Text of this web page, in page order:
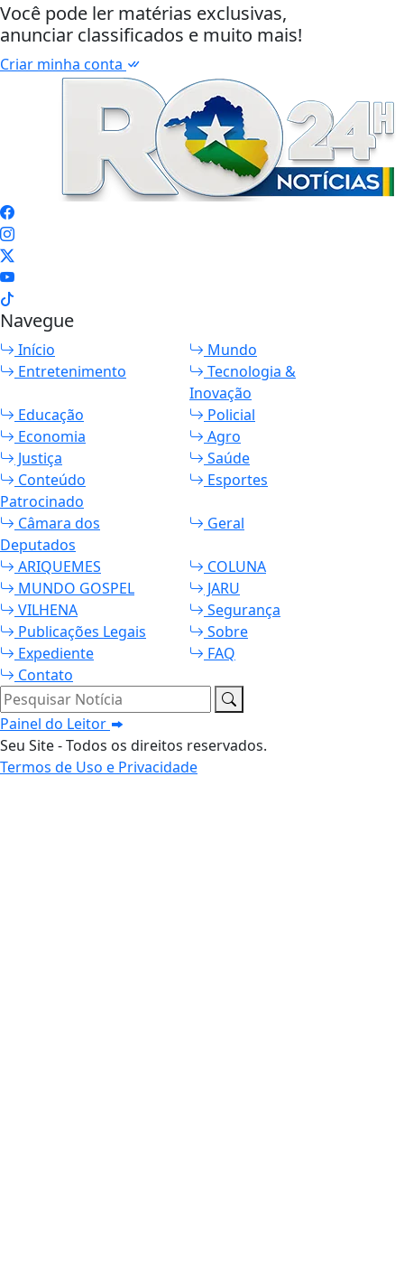
Você pode ler matérias exclusivas,
anunciar classificados e muito mais!
Criar minha conta
Navegue
Início
Mundo
Entretenimento
Tecnologia &
Inovação
Educação
Policial
Economia
Agro
Justiça
Saúde
Conteúdo
Patrocinado
Esportes
Câmara dos
Deputados
Geral
ARIQUEMES
COLUNA
MUNDO GOSPEL
JARU
VILHENA
Segurança
Publicações Legais
Sobre
Expediente
FAQ
Contato
Pesquisar Notícia
Painel do Leitor
Seu Site - Todos os direitos reservados.
Termos de Uso e Privacidade